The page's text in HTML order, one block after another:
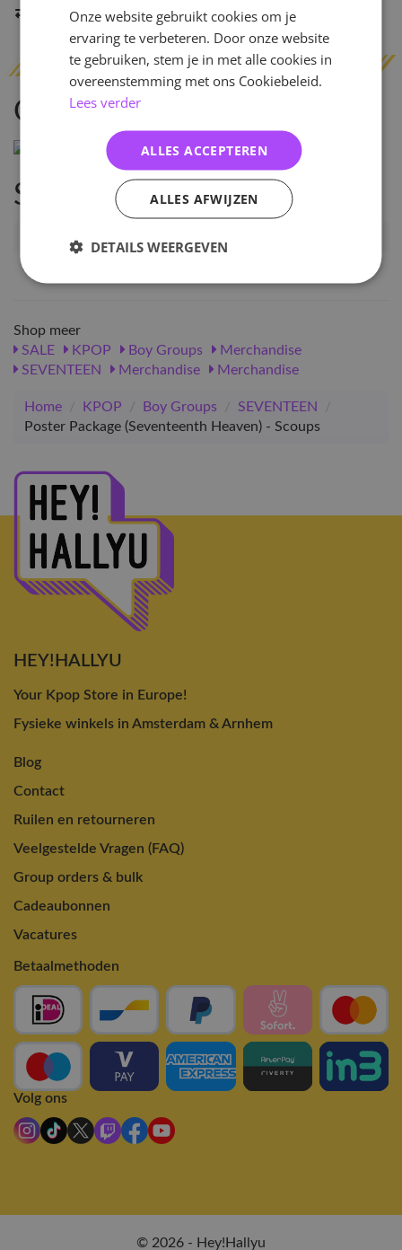
Indien op voorraadbinnen 2 werkdagenverzonden
Omschrijving
Specificaties
Artikelnummer
EAN nummer
Shop meer
SALE
KPOP Boy Groups
Merchandise
SEVENTEEN
Merchandise Merchandise
Home / KPOP / Boy Groups / SEVENTEEN
/
Poster Package (Seventeenth Heaven) - Scoups
HEY!HALLYU
Your Kpop Store in Europe!
Fysieke winkels in Amsterdam & Arnhem
Blog
Contact
Ruilen en retourneren
Veelgestelde Vragen (FAQ)
Group orders & bulk
Cadeaubonnen
Vacatures
Betaalmethoden
Volg ons
© 2026 - Hey!Hallyu
Onze website gebruikt cookies om je
ervaring te verbeteren. Door onze website
te gebruiken, stem je in met alle cookies in
overeenstemming met ons Cookiebeleid.
Lees verder
ALLES ACCEPTEREN
ALLES AFWIJZEN
DETAILS WEERGEVEN